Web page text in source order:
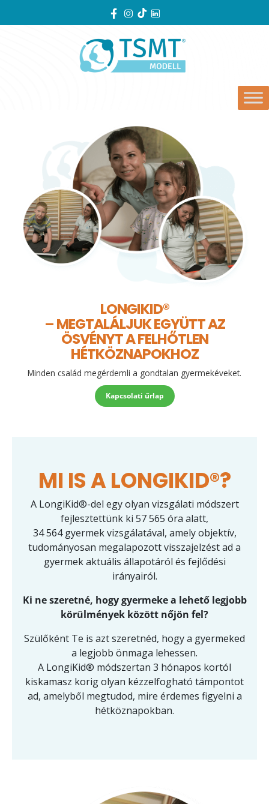
LONGIKID®
– MEGTALÁLJUK EGYÜTT AZ
ÖSVÉNYT A FELHŐTLEN
HÉTKÖZNAPOKHOZ
Minden család megérdemli a gondtalan gyermekéveket.
Kapcsolati űrlap
MI IS A LONGIKID®?
A LongiKid®-del egy olyan vizsgálati módszert
fejlesztettünk ki 57 565 óra alatt,
34 564 gyermek vizsgálatával, amely objektív,
tudományosan megalapozott visszajelzést ad a
gyermek aktuális állapotáról és fejlődési
irányairól.
Ki ne szeretné, hogy gyermeke a lehető legjobb
körülmények között nőjön fel?
Szülőként Te is azt szeretnéd, hogy a gyermeked
a legjobb önmaga lehessen.
A LongiKid® módszertan 3 hónapos kortól
kiskamasz korig olyan kézzelfogható támpontot
ad, amelyből megtudod, mire érdemes figyelni a
hétköznapokban.